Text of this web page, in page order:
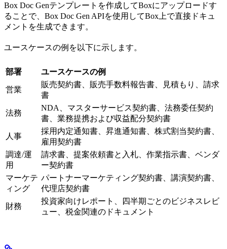
Box Doc Genテンプレートを作成してBoxにアップロードす
ることで、Box Doc Gen APIを使用してBox上で直接ドキュ
メントを生成できます。
ユースケースの例を以下に示します。
部署 ユースケースの例
営業
販売契約書、販売手数料報告書、見積もり、請求
書
法務
NDA、マスターサービス契約書、法務委任契約
書、業務提携および収益配分契約書
人事
採用内定通知書、昇進通知書、株式割当契約書、
雇用契約書
調達/運
用
請求書、提案依頼書と入札、作業指示書、ベンダ
ー契約書
マーケテ
ィング
パートナーマーケティング契約書、講演契約書、
代理店契約書
財務
投資家向けレポート、四半期ごとのビジネスレビ
ュー、税金関連のドキュメント